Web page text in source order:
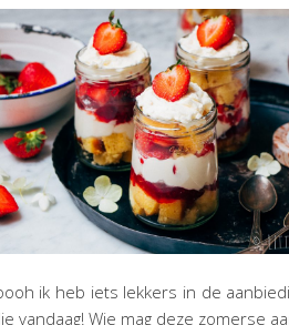
ik heb iets lekkers in de
vandaag! Wie mag deze zomerse